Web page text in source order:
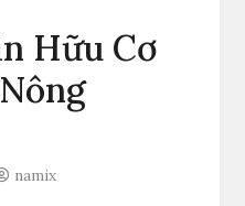
Hữu Cơ
namix